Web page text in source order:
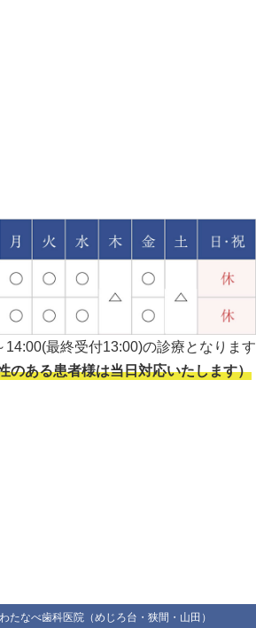
最終受付13:00)の診療となります
のある患者様は当日対応いたします）
たなべ歯科医院（めじろ台・狭間・山田）